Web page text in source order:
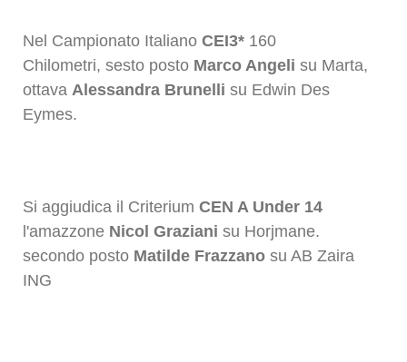
Nel Campionato Italiano CEI3* 160
Chilometri, sesto posto Marco Angeli su Marta,
ottava Alessandra Brunelli su Edwin Des
Eymes.
Si aggiudica il Criterium CEN A Under 14
l'amazzone Nicol Graziani su Horjmane.
secondo posto Matilde Frazzano su AB Zaira
ING